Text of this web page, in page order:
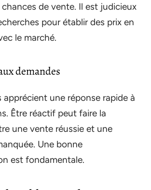
de vente. Il est judicieux
pour établir des prix en
le marché.
demandes
apprécient une réponse rapide à
Être réactif peut faire la
une vente réussie et une
Une bonne
est fondamentale.